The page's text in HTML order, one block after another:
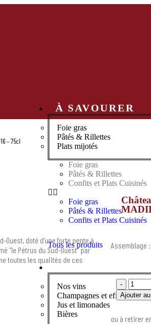
À SAVOURER
Foie gras
Pâtés & Rillettes
Plats mijotés
Foie gras
Pâtés & Rillettes
Confits et Plats Cuisinés
Foie gras
Pâtés & Rillettes
Confits et Plats Cuisinés
Tous les produits
À BOIRE
Nos vins
Champagnes et effervescents
Jus et limonades
Bières
– 75cl
Ouest, doté d’une forte pente à
“le Pétrus du Sud-Ouest” par
toutes les qualités de ces
Assemblage
-
Ajouter
ou à retirer